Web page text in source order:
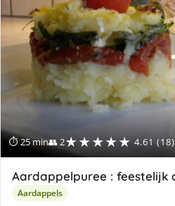
⏱ 25 min👥 2★★★★★ 4.61 (18)
Aardappelpuree : feestelijk
Aardappels